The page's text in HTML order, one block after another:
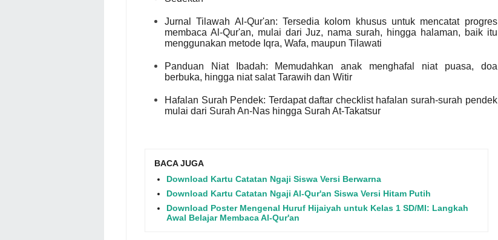
Jurnal Tilawah Al-Qur'an: Tersedia kolom khusus untuk mencatat progres
membaca Al-Qur'an, mulai dari Juz, nama surah, hingga halaman, baik itu
menggunakan metode Iqra, Wafa, maupun Tilawati
Panduan Niat Ibadah: Memudahkan anak menghafal niat puasa, doa
berbuka, hingga niat salat Tarawih dan Witir
Hafalan Surah Pendek: Terdapat daftar checklist hafalan surah-surah pendek
mulai dari Surah An-Nas hingga Surah At-Takatsur
BACA JUGA
Download Kartu Catatan Ngaji Siswa Versi Berwarna
Download Kartu Catatan Ngaji Al-Qur'an Siswa Versi Hitam Putih
Download Poster Mengenal Huruf Hijaiyah untuk Kelas 1 SD/MI: Langkah
Awal Belajar Membaca Al-Qur'an